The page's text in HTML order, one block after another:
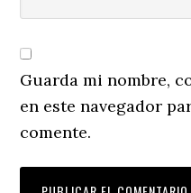
Guarda mi nombre,
en este navegador
comente.